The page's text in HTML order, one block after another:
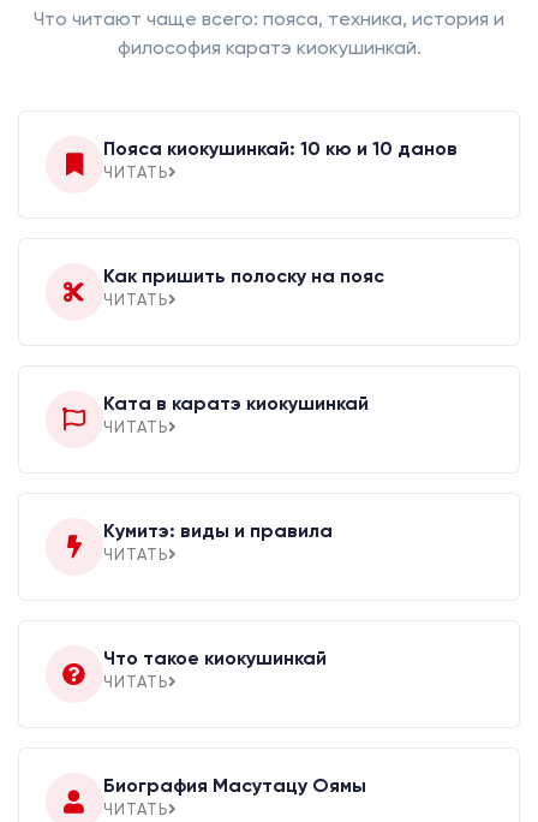
Что читают чаще всего: пояса, техника, история и
философия каратэ киокушинкай.
Пояса киокушинкай: 10 кю и 10 данов
ЧИТАТЬ
Как пришить полоску на пояс
ЧИТАТЬ
Ката в каратэ киокушинкай
ЧИТАТЬ
Кумитэ: виды и правила
ЧИТАТЬ
Что такое киокушинкай
ЧИТАТЬ
Биография Масутацу Оямы
ЧИТАТЬ